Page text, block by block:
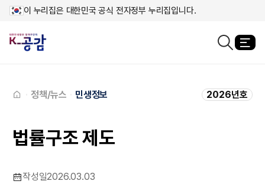
이 누리집은 대한민국 공식 전자정부 누리집입니다.
정책/뉴스 민생정보 2026년호
법률구조 제도
작성일2026.03.03